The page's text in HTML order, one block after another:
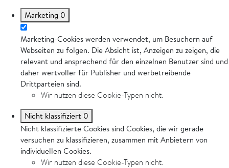
Marketing 0
Marketing-Cookies werden verwendet, um Besuchern auf
Webseiten zu folgen. Die Absicht ist, Anzeigen zu zeigen, die
relevant und ansprechend für den einzelnen Benutzer sind und
daher wertvoller für Publisher und werbetreibende
Drittparteien sind.
Wir nutzen diese Cookie-Typen nicht.
Nicht klassifiziert 0
Nicht klassifizierte Cookies sind Cookies, die wir gerade
versuchen zu klassifizieren, zusammen mit Anbietern von
individuellen Cookies.
Wir nutzen diese Cookie-Typen nicht.